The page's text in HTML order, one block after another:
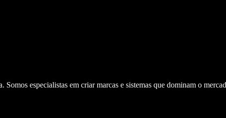
especialistas em criar marcas e sistemas que dominam o